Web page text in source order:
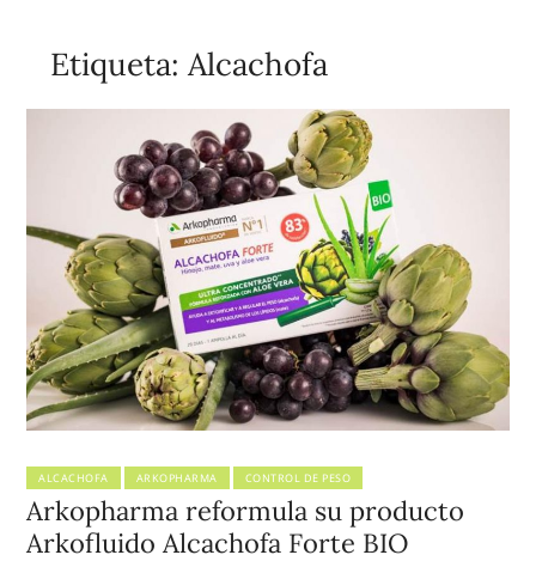
Etiqueta:Alcachofa
ALCACHOFA ARKOPHARMA CONTROL DE PESO
Arkopharma reformula su producto
Arkofluido Alcachofa Forte BIO